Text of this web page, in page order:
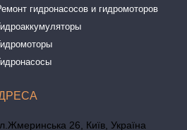
гидронасосов и гидромоторов
26, Київ, Україна